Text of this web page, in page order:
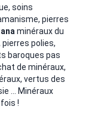
soins
pierres
minéraux du
polies,
baroques pas
de minéraux,
vertus des
... Minéraux
!